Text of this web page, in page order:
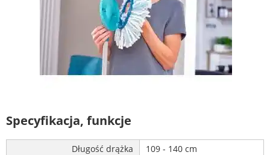
Specyfikacja, funkcje
Długość drążka
109 - 140 cm